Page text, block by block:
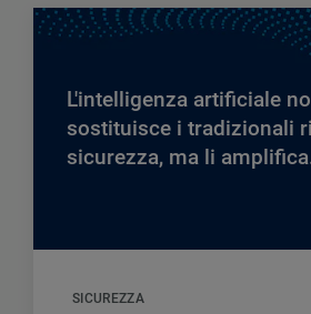
L'intelligenza artificiale
sostituisce i tradizionali
sicurezza, ma li
SICUREZZA